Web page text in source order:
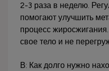
2-3 раза в неделю.
помогают улучшить
процесс
свое тело и не
В: Как долго нужно